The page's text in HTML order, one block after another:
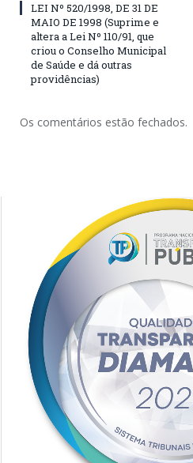
LEI Nº 520/1998, DE 31 DE
MAIO DE 1998 (Suprime e
altera a Lei Nº 110/91, que
criou o Conselho Municipal
de Saúde e dá outras
providências)
Os comentários estão fechados.